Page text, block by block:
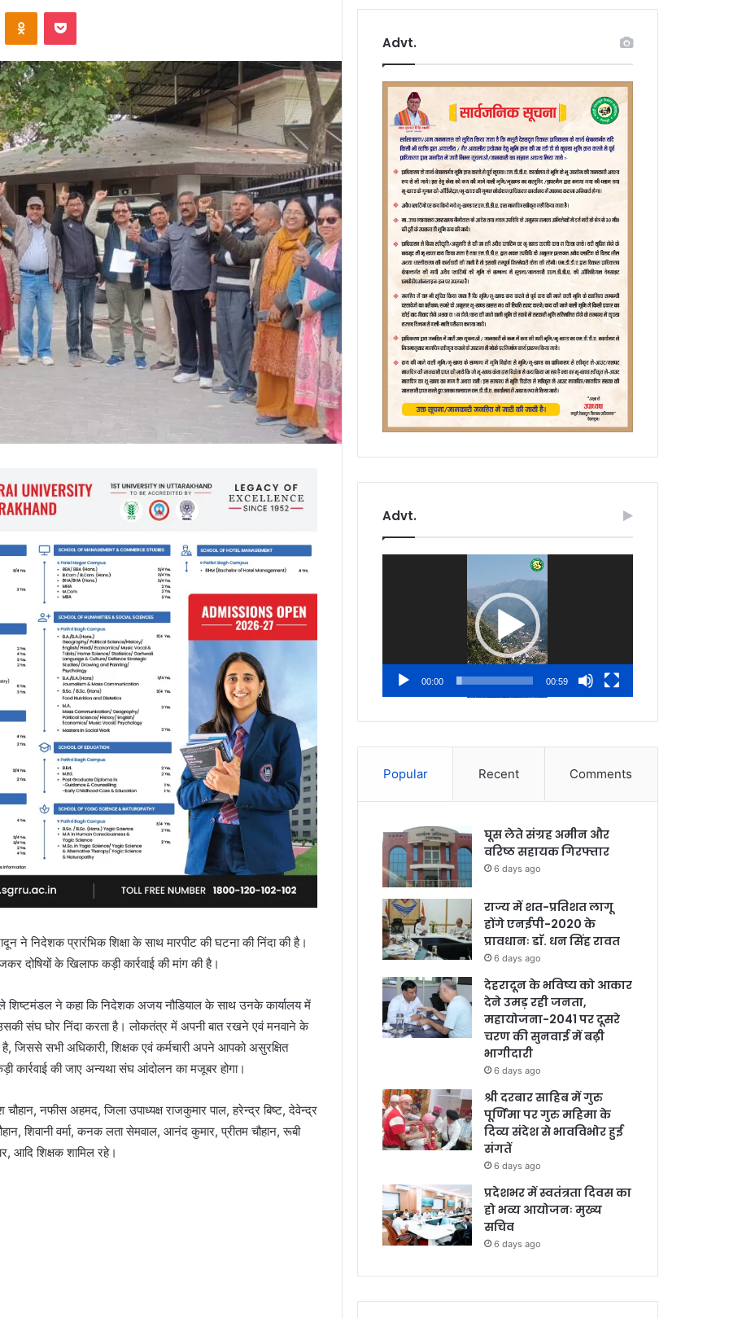
ने निदेशक प्रारंभिक शिक्षा के साथ मारपीट की घटना की निंदा की है।
दोषियों के खिलाफ कड़ी कार्रवाई की मांग की है।
शिष्टमंडल ने कहा कि निदेशक अजय नौडियाल के साथ उनके कार्यालय में
संघ घोर निंदा करता है। लोकतंत्र में अपनी बात रखने एवं मनवाने के
जिससे सभी अधिकारी, शिक्षक एवं कर्मचारी अपने आपको असुरक्षित
कार्रवाई की जाए अन्यथा संघ आंदोलन का मजूबर होगा।
नफीस अहमद, जिला उपाध्यक्ष राजकुमार पाल, हरेन्द्र बिष्ट, देवेन्द्र
शिवानी वर्मा, कनक लता सेमवाल, आनंद कुमार, प्रीतम चौहान, रूबी
आदि शिक्षक शामिल रहे।
Advt.
Advt.
00:00 00:59
Popular Recent Comments
घूस लेते संग्रह अमीन और
वरिष्ठ सहायक गिरफ्तार
6 days ago
राज्य में शत-प्रतिशत लागू
होंगे एनईपी-2020 के
प्रावधानः डाॅ. धन सिंह रावत
6 days ago
देहरादून के भविष्य को आकार
देने उमड़ रही जनता,
महायोजना-2041 पर दूसरे
चरण की सुनवाई में बढ़ी
भागीदारी
6 days ago
श्री दरबार साहिब में गुरु
पूर्णिमा पर गुरु महिमा के
दिव्य संदेश से भावविभोर हुई
संगतें
6 days ago
प्रदेशभर में स्वतंत्रता दिवस का
हो भव्य आयोजनः मुख्य
सचिव
6 days ago